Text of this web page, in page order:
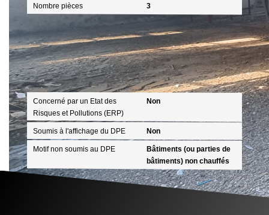
Nombre pièces 3
Diagnostics
Concerné par un Etat des
Risques et Pollutions (ERP)
Non
Soumis à l'affichage du DPE Non
Motif non soumis au DPE
Bâtiments (ou parties de
bâtiments) non chauffés